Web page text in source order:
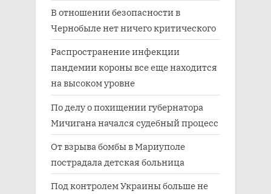
В отношении безопасности в
Чернобыле нет ничего критического
Распространение инфекции
пандемии короны все еще находится
на высоком уровне
По делу о похищении губернатора
Мичигана начался судебный процесс
От взрыва бомбы в Мариуполе
пострадала детская больница
Под контролем Украины больше не